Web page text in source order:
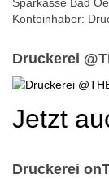
Sparkasse Bad
Kontoinhaber:
Druckerei
Jetzt
Druckerei